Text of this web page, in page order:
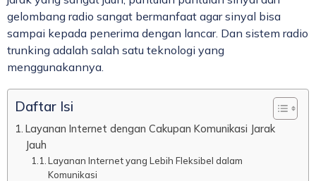
gelombang radio sangat bermanfaat agar sinyal bisa
sampai kepada penerima dengan lancar. Dan sistem radio
trunking adalah salah satu teknologi yang
menggunakannya.
Daftar Isi
Layanan Internet dengan Cakupan Komunikasi Jarak
Jauh
Layanan Internet yang Lebih Fleksibel dalam
Komunikasi